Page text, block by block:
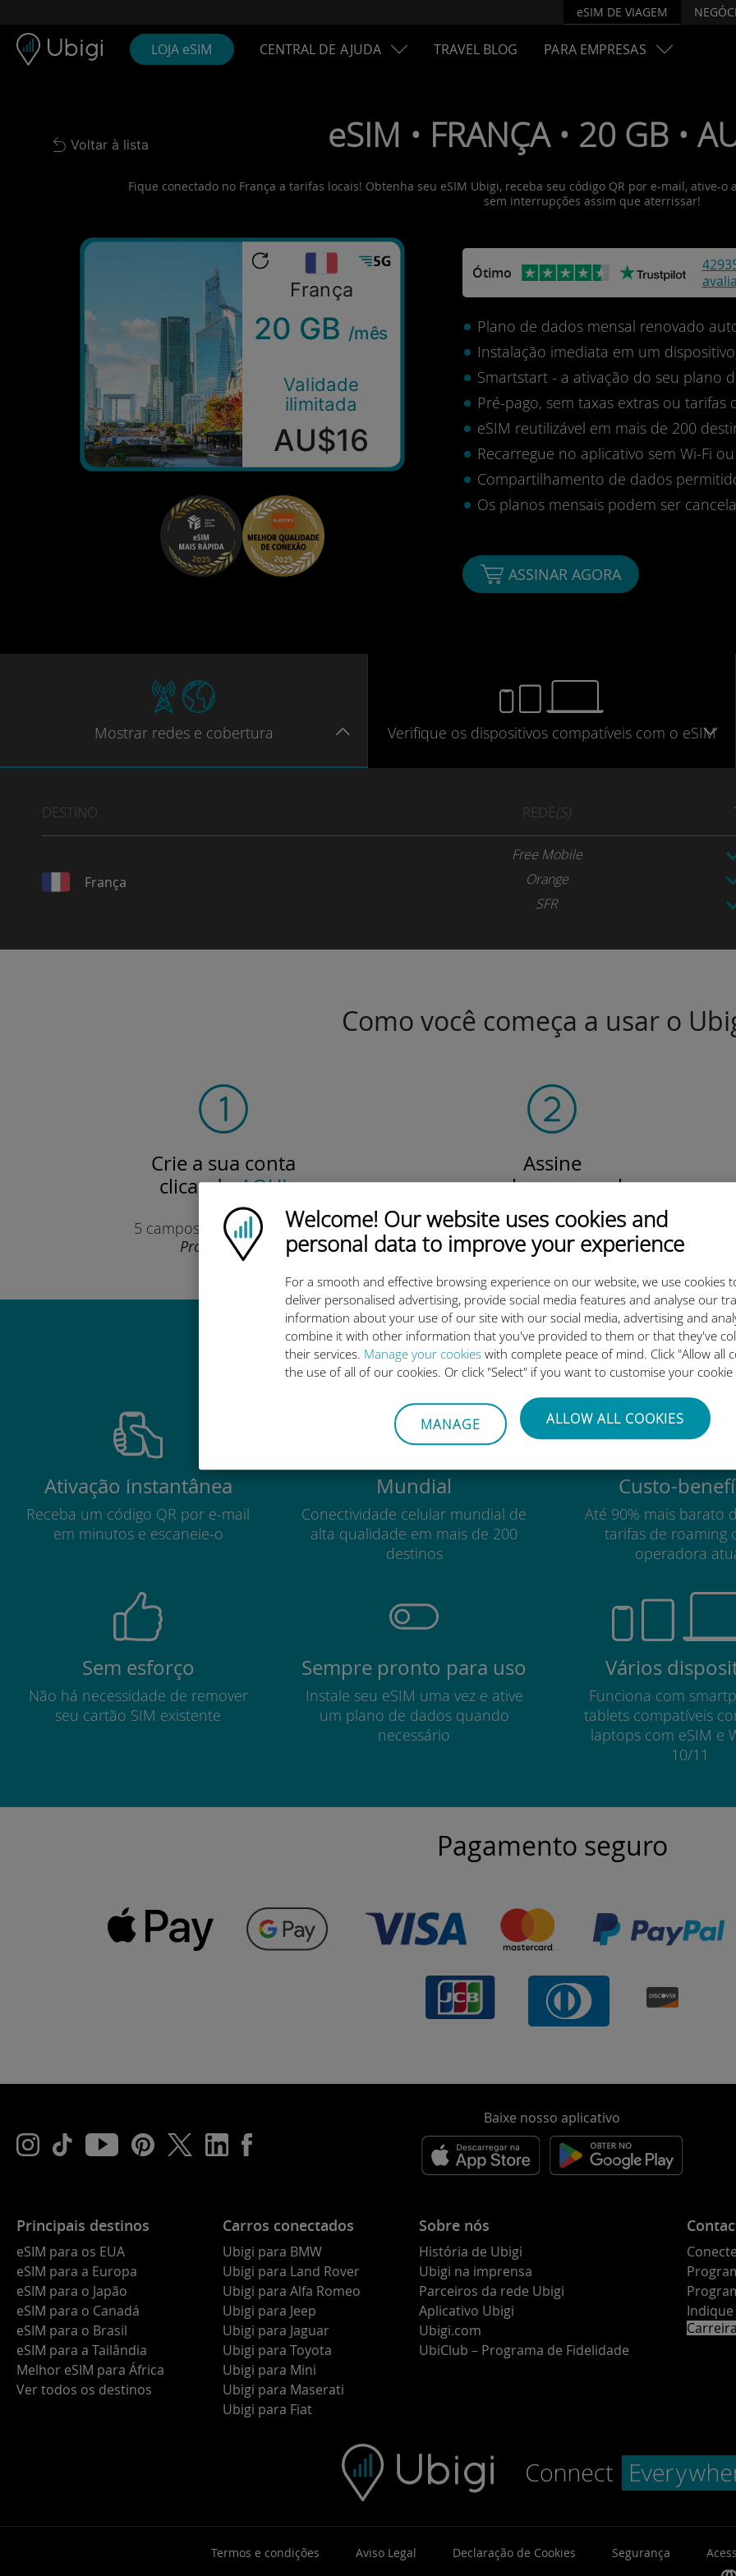
Ubigi logo
Welcome! Our website uses cookies and
personal data to improve your experience
For a smooth and effective browsing experience on our website, we use cookies
deliver personalised advertising, provide social media features and analyse our
information about your use of our site with our social media, advertising and
combine it with other information that you've provided to them or that they've
their services. Manage your cookies with complete peace of mind. Click "Allow all
the use of all of our cookies. Or click "Select" if you want to customise your
MANAGE ALLOW ALL COOKIES
eSIM DE VIAGEM
LOJA eSIM CENTRAL DE AJUDA TRAVEL BLOG PARA EMPRESAS
Back to list
Voltar à lista eSIM • FRANÇA • 20 GB •
Fique conectado no França a tarifas locais! Obtenha seu eSIM Ubigi, receba seu código QR por e-mail, ative-
sem interrupções assim que aterrissar!
França
20 GB /mês
Validade
ilimitada
AU$16
Ótimo
Plano de dados mensal renovado
Instalação imediata em um
Smartstart - a ativação do seu plano
Pré-pago, sem taxas extras ou tarifas
eSIM reutilizável em mais de 200
Recarregue no aplicativo sem Wi-Fi
Compartilhamento de dados
Os planos mensais podem ser
ASSINAR AGORA
Mostrar redes e cobertura Verifique os dispositivos compatíveis com o eSIM
DESTINO REDE(S)
França
Free Mobile
Orange
SFR
Como você começa a usar o
Crie a sua conta
clicandoAQUI
Apenas
5 campos para preencher.
Prometemos!
Assine
o plano mensal
Local, regional
ou global.
Cobrimos todas as suas necessidades!
Por que o eSIM internacional da Ubigi
Ativação instantânea
Receba um código QR por e-mail
em minutos e escaneie-o
Mundial
Conectividade celular mundial de
alta qualidade em mais de 200
destinos
Custo-
Até 90% mais barato
tarifas de roaming
operadora
Sem esforço
Não há necessidade de remover
seu cartão SIM existente
Sempre pronto para uso
Instale seu eSIM uma vez e ative
um plano de dados quando
necessário
Vários
Funciona com
tablets compatíveis
laptops com eSIM e
10/11
Pagamento seguro
Baixe nosso aplicativo
Principais destinos
eSIM para os EUA
eSIM para a Europa
eSIM para o Japão
eSIM para o Canadá
eSIM para o Brasil
eSIM para a Tailândia
Melhor eSIM para África
Ver todos os destinos
Carros conectados
Ubigi para BMW
Ubigi para Land Rover
Ubigi para Alfa Romeo
Ubigi para Jeep
Ubigi para Jaguar
Ubigi para Toyota
Ubigi para Mini
Ubigi para Maserati
Ubigi para Fiat
Sobre nós
História de Ubigi
Ubigi na imprensa
Parceiros da rede Ubigi
Aplicativo Ubigi
Ubigi.com
UbiClub – Programa de Fidelidade
Termos e condições Aviso Legal Declaração de Cookies Segurança